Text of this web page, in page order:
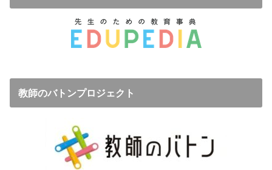
教師のバトンプロジェクト